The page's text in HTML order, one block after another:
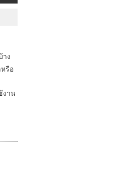
าง
รือ
งาน